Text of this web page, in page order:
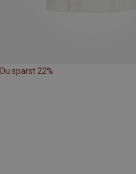
Du sparst 22%